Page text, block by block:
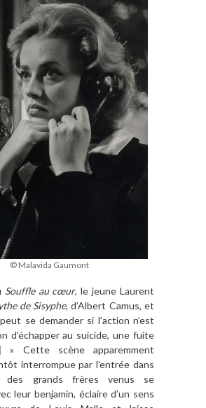
© Malavida Gaumont
Souffle au cœur, le jeune Laurent
de Sisyphe, d’Albert Camus, et
se demander si l’action n’est
d’échapper au suicide, une fuite
» Cette scène apparemment
interrompue par l’entrée dans
des grands frères venus se
leur benjamin, éclaire d’un sens